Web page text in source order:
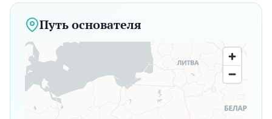
Путь основателя